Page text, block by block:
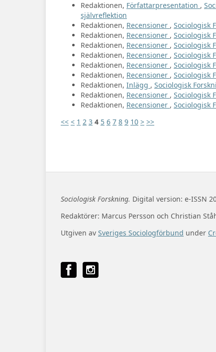
Redaktionen, Författarpresentation ,
självreflektion
Redaktionen, Recensioner , Sociologisk
Redaktionen, Recensioner , Sociologisk
Redaktionen, Recensioner , Sociologisk
Redaktionen, Recensioner , Sociologisk
Redaktionen, Recensioner , Sociologisk
Redaktionen, Recensioner , Sociologisk
Redaktionen, Inlägg , Sociologisk
Redaktionen, Recensioner , Sociologisk
Redaktionen, Recensioner , Sociologisk
<< < 1 2 3 4 5 6 7 8 9 10 > >>
Sociologisk Forskning. Digital version: e-ISSN
Redaktörer: Marcus Persson och Christian
Utgiven av Sveriges Sociologförbund under